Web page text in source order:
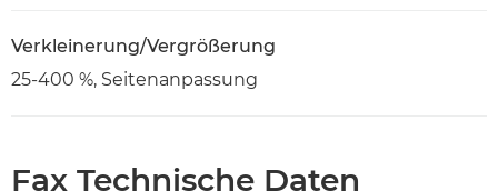
Verkleinerung/Vergrößerung
25-400 %, Seitenanpassung
Fax Technische Daten